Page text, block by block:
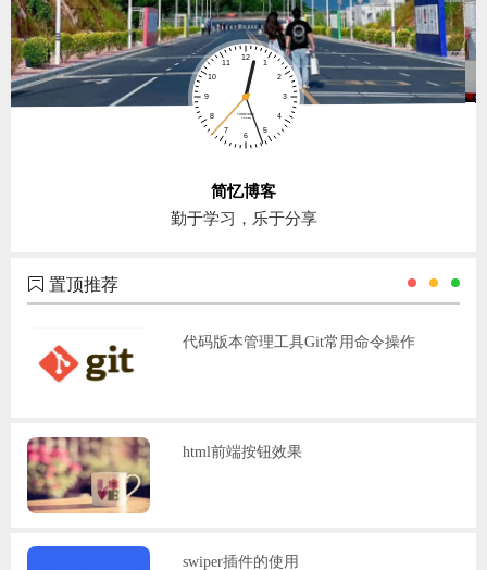
简忆博客
勤于学习，乐于分享
置顶推荐
代码版本管理工具Git常用命令操作
html前端按钮效果
swiper插件的使用